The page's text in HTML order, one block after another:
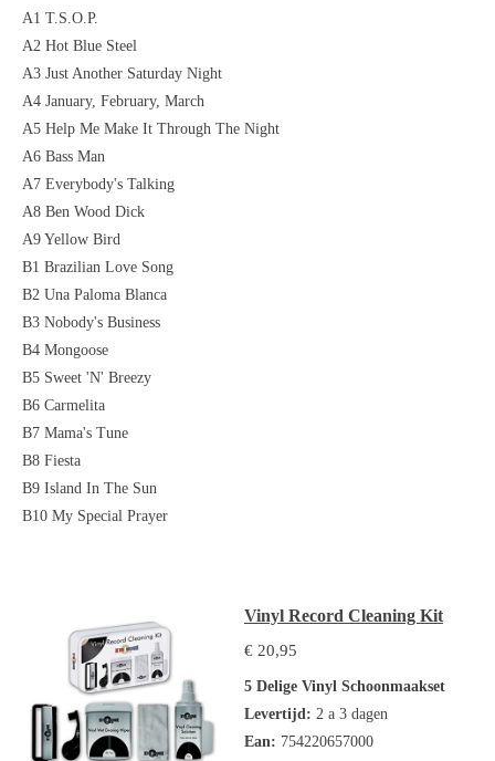
A1 T.S.O.P.
A2 Hot Blue Steel
A3 Just Another Saturday Night
A4 January, February, March
A5 Help Me Make It Through The Night
A6 Bass Man
A7 Everybody's Talking
A8 Ben Wood Dick
A9 Yellow Bird
B1 Brazilian Love Song
B2 Una Paloma Blanca
B3 Nobody's Business
B4 Mongoose
B5 Sweet 'N' Breezy
B6 Carmelita
B7 Mama's Tune
B8 Fiesta
B9 Island In The Sun
B10 My Special Prayer
Vinyl Record Cleaning Kit
€ 20,95
5 Delige Vinyl Schoonmaakset
Levertijd: 2 a 3 dagen
Ean: 754220657000